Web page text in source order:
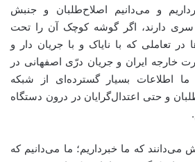
و می‌دانیم اصلاح‌طلبان و جنبش
دارند، اگر گوشه کوچک آن را تحت
در تعاملی که با نایاک و با جریان دار و
خارجه ایران و جریان درّی اصفهانی‌ در
ما اطلاعات بسیار گسترده‌ای از شبکه
و حتی اعتدال‌گرایان در درون دستگاه
می‌دانند که ما خبرداریم؛ ما می‌دانیم که